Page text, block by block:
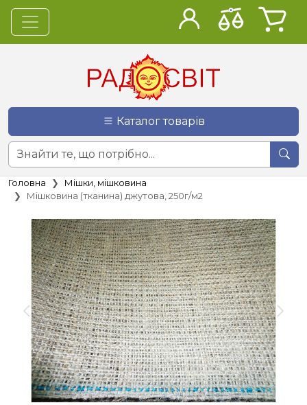
Каталог товарів
Головна
Мішки, мішковина
Мішковина (тканина) джутова, 250г/м2